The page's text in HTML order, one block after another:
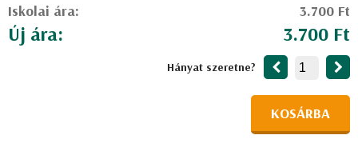
Iskolai ára:
3.700 Ft
Új ára: 3.700 Ft
Hányat szeretne?
KOSÁRBA